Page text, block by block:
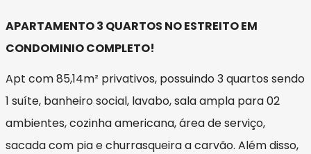
APARTAMENTO 3 QUARTOS NO ESTREITO EM
CONDOMINIO COMPLETO!
Apt com 85,14m² privativos, possuindo 3 quartos sendo
1 suíte, banheiro social, lavabo, sala ampla para 02
ambientes, cozinha americana, área de serviço,
sacada com pia e churrasqueira a carvão. Além disso,